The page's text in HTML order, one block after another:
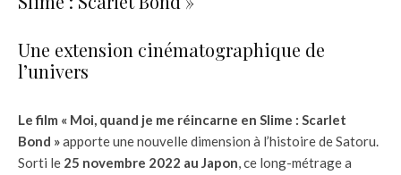
Une extension cinématographique de
l’univers
Le film « Moi, quand je me réincarne en Slime : Scarlet
Bond »apporte une nouvelle dimension à l’histoire de Satoru.
Sorti le 25 novembre 2022 au Japon, ce long-métrage a